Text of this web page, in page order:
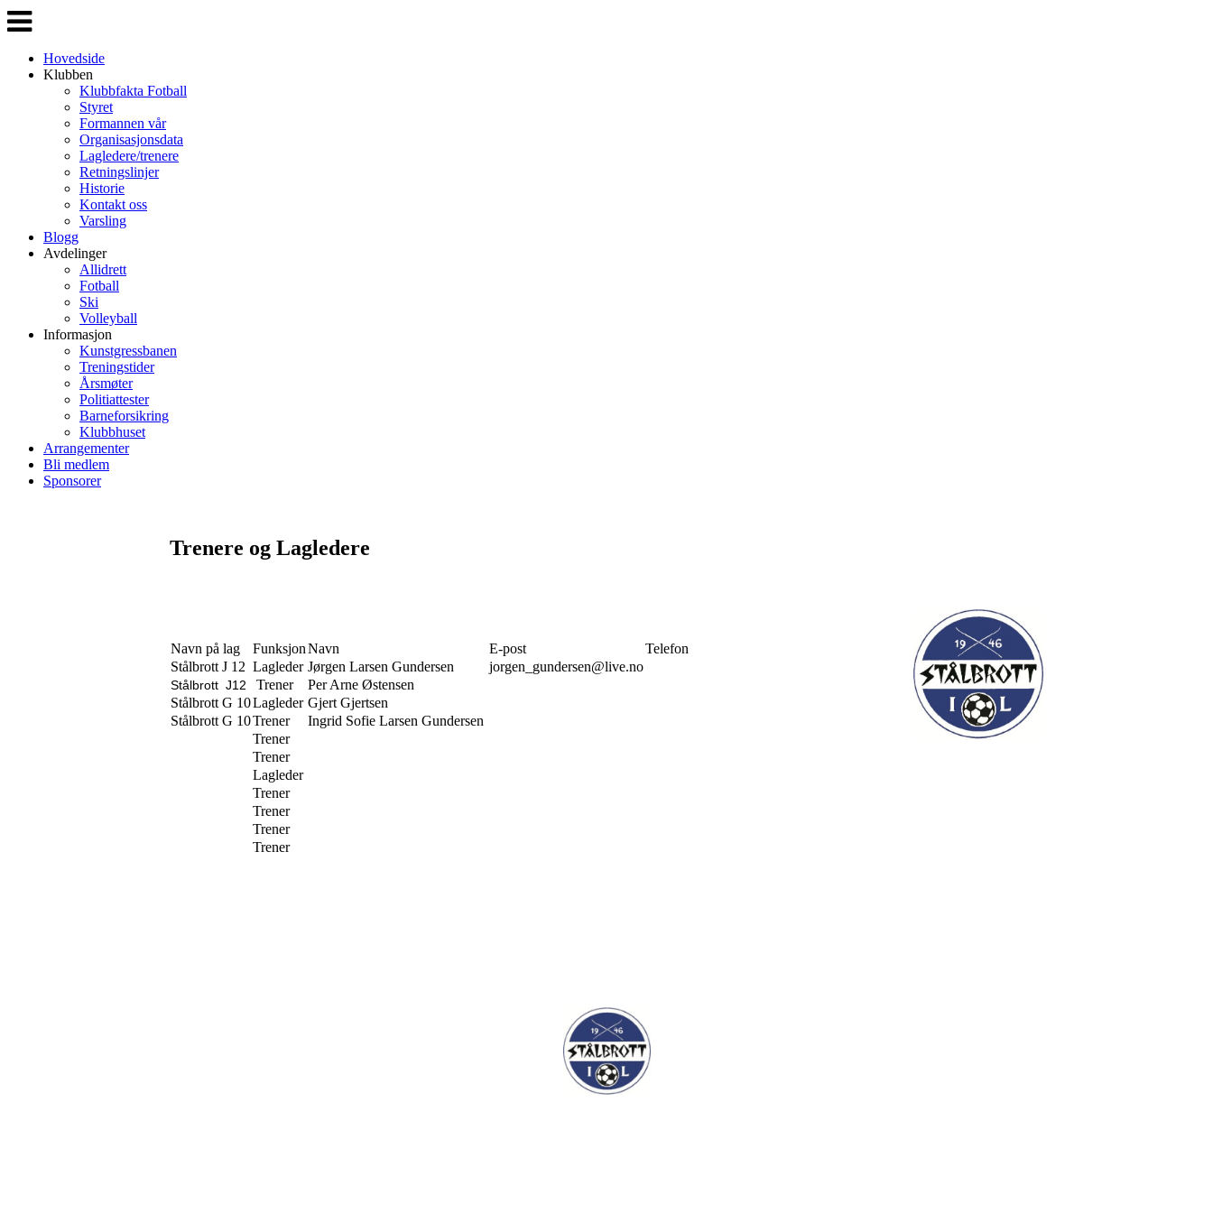
Veksle
navigasjon
Hovedside
Klubben
Klubbfakta Fotball
Styret
Formannen vår
Organisasjonsdata
Lagledere/trenere
Retningslinjer
Historie
Kontakt oss
Varsling
Blogg
Avdelinger
Allidrett
Fotball
Ski
Volleyball
Informasjon
Kunstgressbanen
Treningstider
Årsmøter
Politiattester
Barneforsikring
Klubbhuset
Arrangementer
Bli medlem
Sponsorer
Trenere og Lagledere
Navn på lag FunksjonNavn E-post
Telefon
Stålbrott J 12 Lagleder Jørgen Larsen Gundersen jorgen_gundersen@live.no
Stålbrott J12 Trener
Per Arne Østensen
Stålbrott G 10Lagleder Gjert Gjertsen
Stålbrott G 10Trener
Ingrid Sofie Larsen Gundersen
Trener
Trener
Lagleder
Trener
Trener
Trener
Trener